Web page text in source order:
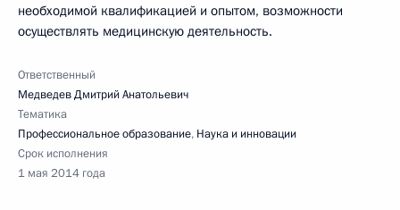
необходимой квалификацией и опытом, возможности
осуществлять медицинскую деятельность.
Ответственный
Медведев Дмитрий Анатольевич
Тематика
Профессиональное образование, Наука и инновации
Срок исполнения
1 мая 2014 года